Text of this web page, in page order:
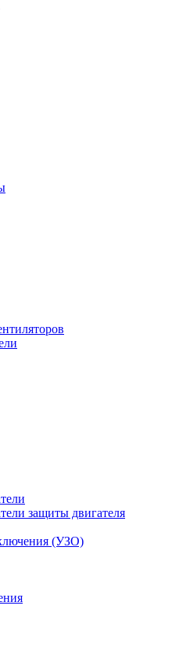
защиты двигателя
(УЗО)